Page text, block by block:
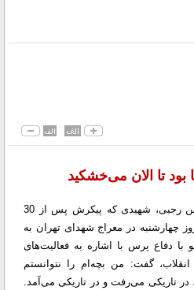
بود تا الان می‌خشکید
: مادر شهید محسن رجبی، شهیدی که پیکرش پس از 30
چهارشنبه در معراج شهدای تهران به
با دفاع پرس با اشاره به فعالیت‌های
گفت: من بچه‌ام را نتوانستم
تاریکی می‌رفت و در تاریکی می‌آمد.